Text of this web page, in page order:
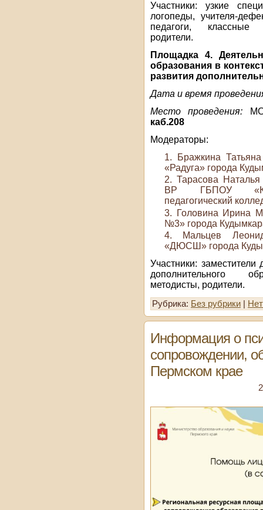
Участники: узкие
логопеды, учителя-
педагоги, классные
родители.
Площадка 4.
образования в
развития
Дата и время
Место проведения:
каб.208
Модераторы:
Бражкина
«Радуга» города
Тарасова
ВР ГБПОУ
педагогический
Головина Ирина
№3» города
Мальцев
«ДЮСШ» города
Участники:
дополнительного
методисты, родители.
Рубрика: Без рубрики
Информация о
сопровождении,
Пермском крае